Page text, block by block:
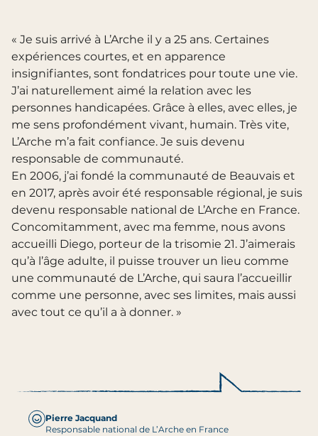
« Je suis arrivé à L’Arche il y a 25 ans. Certaines
expériences courtes, et en apparence
insignifiantes, sont fondatrices pour toute une vie.
J’ai naturellement aimé la relation avec les
personnes handicapées. Grâce à elles, avec elles, je
me sens profondément vivant, humain. Très vite,
L’Arche m’a fait confiance. Je suis devenu
responsable de communauté.
En 2006, j’ai fondé la communauté de Beauvais et
en 2017, après avoir été responsable régional, je suis
devenu responsable national de L’Arche en France.
Concomitamment, avec ma femme, nous avons
accueilli Diego, porteur de la trisomie 21. J’aimerais
qu’à l’âge adulte, il puisse trouver un lieu comme
une communauté de L’Arche, qui saura l’accueillir
comme une personne, avec ses limites, mais aussi
avec tout ce qu’il a à donner. »
Pierre Jacquand
Responsable national de L’Arche en France